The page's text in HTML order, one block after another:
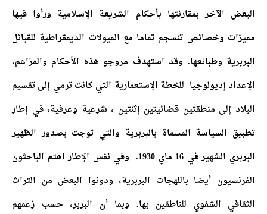
البعض الآخر بمقارنتها بأحكام الشريعة الإسلامية ورأوا فيها
مميزات وخصائص تنسجم تماما مع الميولات الديمقراطية للقبائل
البربرية وطبائعها. وقد استهدف مروجو هذه الأحكام والمزاعم،
الإعداد إديولوجيا للخطة الإستعمارية التي كانت ترمي إلى تقسيم
البلاد إلى منطقتين قضائيتين إثنتين ، شرعية وعرفية، في إطار
تطبيق السياسة المسماة بالبربرية والتي توجت بصدور الظهير
البربري الشهير في 16 ماي 1930. وفي نفس الإطار اهتم الباحثون
الفرنسيون أيضا باللهجات البربرية، ودونوا البعض من التراث
الثقافي الشفوي للناطقين بها. وبما أن البربر، حسب زعمهم